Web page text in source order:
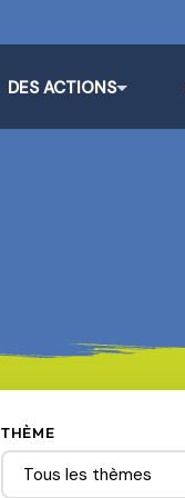
DES ACTIONS
THÈME